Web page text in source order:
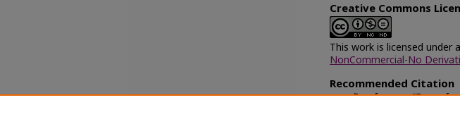
Creative Commons
This work is licensed under a
NonCommercial-No
Recommended Citation
สนองลักษณ์, พูนสุข, "วิเคราะห์แ